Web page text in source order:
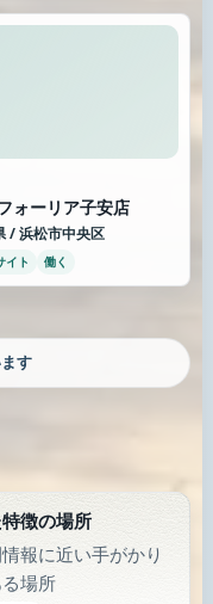
徴の場所
報に近い手がかり
場所
ォーリア子安店
/ 浜松市中央区
イト 働く
す